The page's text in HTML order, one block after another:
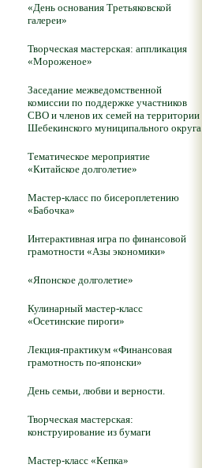
«День основания Третьяковской
галереи»
Творческая мастерская: аппликация
«Мороженое»
Заседание межведомственной
комиссии по поддержке участников
СВО и членов их семей на территории
Шебекинского муниципального округа
Тематическое мероприятие
«Китайское долголетие»
Мастер-класс по бисероплетению
«Бабочка»
Интерактивная игра по финансовой
грамотности «Азы экономики»
«Японское долголетие»
Кулинарный мастер-класс
«Осетинские пироги»
Лекция-практикум «Финансовая
грамотность по-японски»
День семьи, любви и верности.
Творческая мастерская:
конструирование из бумаги
Мастер-класс «Кепка»